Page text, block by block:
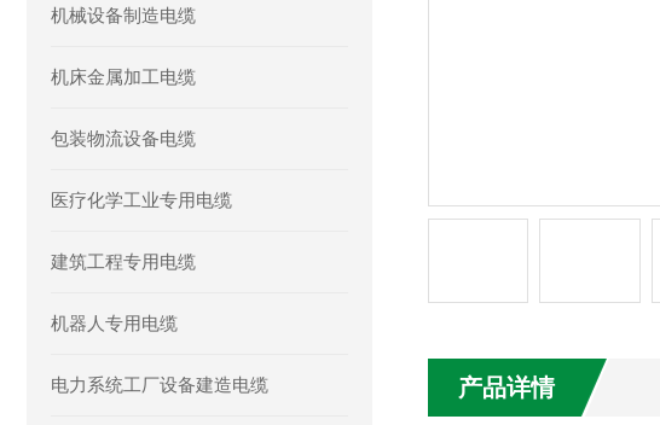
机械设备制造电缆
机床金属加工电缆
包装物流设备电缆
医疗化学工业专用电缆
建筑工程专用电缆
机器人专用电缆
电力系统工厂设备建造电缆 产品详情